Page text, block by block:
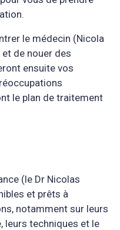
le médecin (Nicola
de nouer des
ensuite vos
le plan de traitement
(le Dr Nicolas
et prêts à
notamment sur leurs
leurs techniques et le